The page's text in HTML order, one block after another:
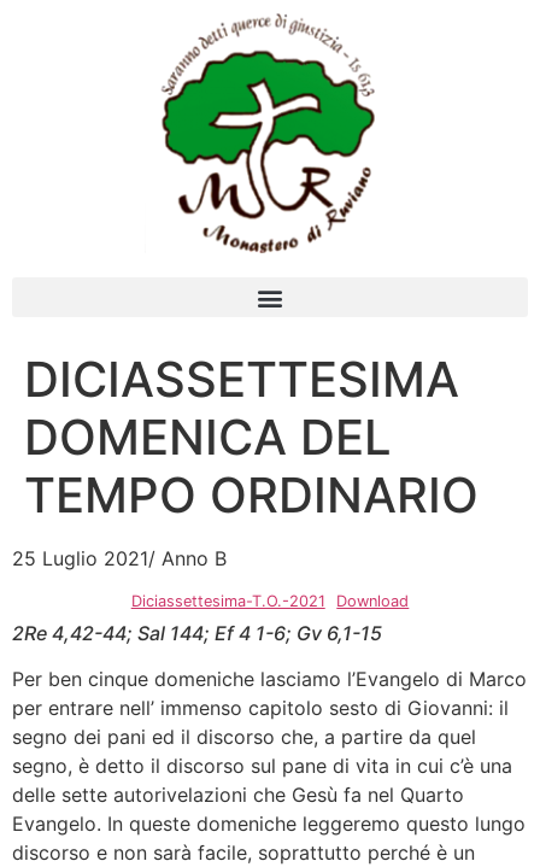
DICIASSETTESIMA
DOMENICA DEL
TEMPO ORDINARIO
25 Luglio 2021/ Anno B
Diciassettesima-T.O.-2021 Download
2Re 4,42-44; Sal 144; Ef 4 1-6; Gv 6,1-15
Per ben cinque domeniche lasciamo l’Evangelo di Marco
per entrare nell’ immenso capitolo sesto di Giovanni: il
segno dei pani ed il discorso che, a partire da quel
segno, è detto il discorso sul pane di vita in cui c’è una
delle sette autorivelazioni che Gesù fa nel Quarto
Evangelo. In queste domeniche leggeremo questo lungo
discorso e non sarà facile, soprattutto perché è un